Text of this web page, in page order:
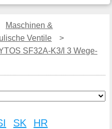
Maschinen &
Ventile
>
SF32A-K3/l 3 Wege-
SK HR